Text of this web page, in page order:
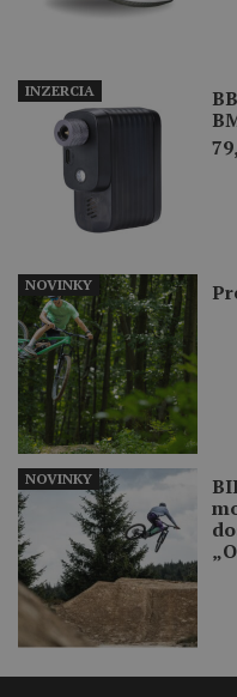
INZERCIA
NOVINKY
NOVINKY